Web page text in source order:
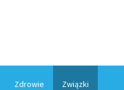
Zdrowie Związki